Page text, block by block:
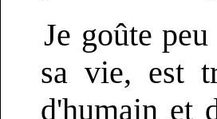
Je goûte
sa vie, est
d'humain et